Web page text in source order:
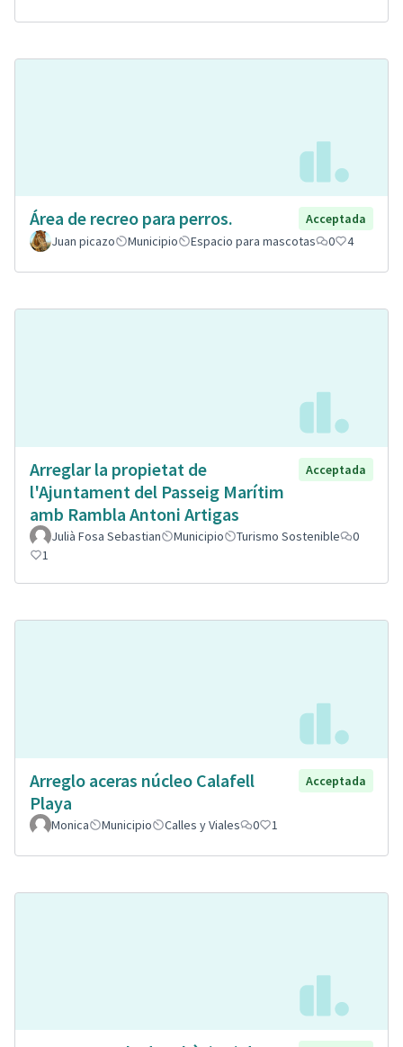
Área de recreo para perros.
Acceptada
Juan picazo
Municipio Espacio para mascotas 0 4
Arreglar la propietat de
l'Ajuntament del Passeig Marítim
amb Rambla Antoni Artigas
Acceptada
Julià Fosa Sebastian Municipio Turismo Sostenible
0
1
Arreglo aceras núcleo Calafell
Playa
Acceptada
Monica Municipio Calles y Viales 0 1